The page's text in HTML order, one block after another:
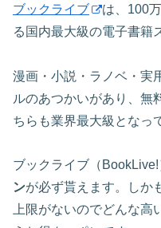
ブックライブ
は、100
る国内最大級の電子書籍
漫画・小説・ラノベ・実
ルのあつかいがあり、無
ちらも業界最大級となっ
ブックライブ（
ンが必ず貰えます。しか
上限がないのでどんな